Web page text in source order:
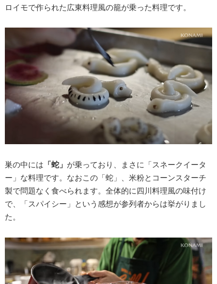
ロイモで作られた広東料理風の籠が乗った料理です。
巣の中には 「蛇」 が乗っており、まさに「スネークイータ
ー」な料理です。なおこの「蛇」、米粉とコーンスターチ
製で問題なく食べられます。全体的に四川料理風の味付け
で、「スパイシー」という感想が参列者からは挙がりまし
た。